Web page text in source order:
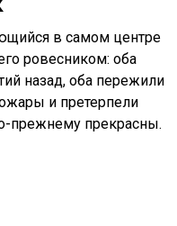
в самом центре
ровесником: оба
назад, оба пережили
и претерпели
прежнему прекрасны.